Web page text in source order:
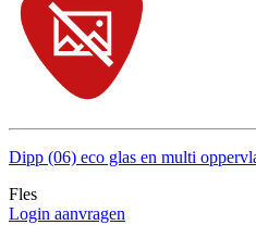
Dipp (06) eco glas en multi
Fles
Login aanvragen